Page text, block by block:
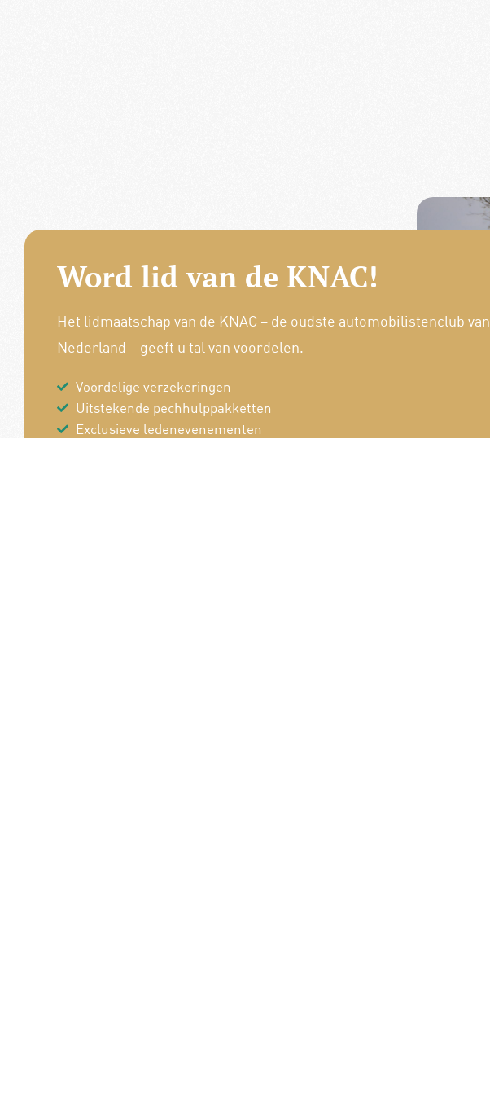
Word lid van de KNAC!
Het lidmaatschap van de KNAC – de oudste automobilistenclub van
Nederland – geeft u tal van voordelen.
Voordelige verzekeringen
Uitstekende pechhulppakketten
Exclusieve ledenevenementen